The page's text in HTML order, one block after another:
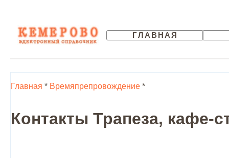
ГЛАВНАЯ
Главная * Времяпрепровождение *
Контакты Трапеза, кафе-